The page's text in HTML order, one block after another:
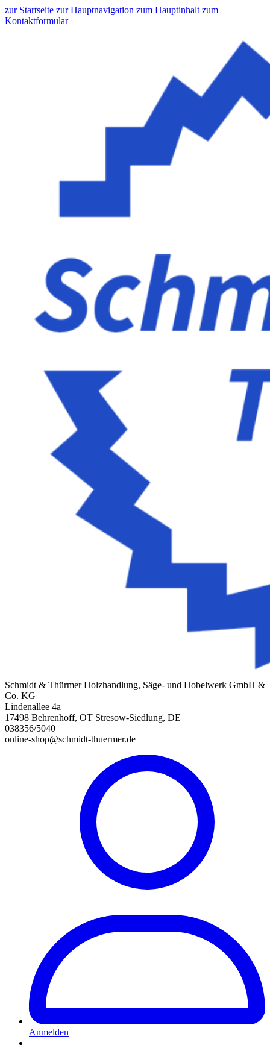
zur Startseite zur Hauptnavigation zum Hauptinhalt zum
Kontaktformular
Schmidt & Thürmer Holzhandlung, Säge- und Hobelwerk GmbH &
Co. KG
Lindenallee 4a
17498 Behrenhoff, OT Stresow-Siedlung, DE
038356/5040
online-shop@schmidt-thuermer.de
Anmelden